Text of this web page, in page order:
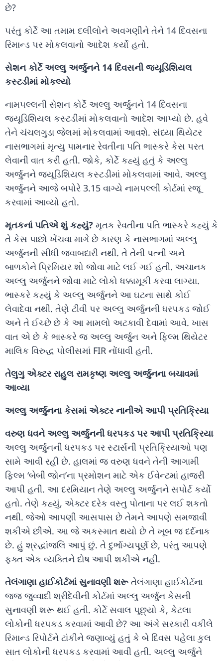
છે?
પરંતુ કોર્ટે આ તમામ દલીલોને અવગણીને તેને 14 દિવસના
રિમાન્ડ પર મોકલવાનો આદેશ કર્યો હતો.
સેશન કોર્ટે અલ્લુ અર્જુનને 14 દિવસની જ્યૂડિશિયલ
કસ્ટડીમાં મોકલ્યો
નામપલ્લની સેશન કોર્ટે અલ્લુ અર્જુનને 14 દિવસના
જ્યૂડિશિયલ કસ્ટડીમાં મોકલવાનો આદેશ આપ્યો છે. હવે
તેને ચંચલગુડા જેલમાં મોકલવામાં આવશે. સંધ્યા થિયેટર
નાસભાગમાં મૃત્યુ પામનાર રેવતીના પતિ ભાસ્કરે કેસ પરત
લેવાની વાત કરી હતી. જોકે, કોર્ટે કહ્યું હતું કે અલ્લુ
અર્જુનને જ્યૂડિશિયલ કસ્ટડીમાં મોકલવામાં આવે. અલ્લુ
અર્જુનને આજે બપોરે 3.15 વાગ્યે નામપલ્લી કોર્ટમાં રજૂ
કરવામાં આવ્યો હતો.
મૃતકનાં પતિએ શું કહ્યું? મૃતક રેવતીના પતિ ભાસ્કરે કહ્યું કે
તે કેસ પાછો ખેંચવા માગે છે કારણ કે નાસભાગમાં અલ્લુ
અર્જુનની સીધી જવાબદારી નથી. તે તેની પત્ની અને
બાળકોને પ્રિમિયર શો જોવા માટે લઈ ગઈ હતી. અચાનક
અલ્લુ અર્જુનને જોવા માટે લોકો ધક્કામૂકી કરવા લાગ્યા.
ભાસ્કરે કહ્યું કે અલ્લુ અર્જુનને આ ઘટના સાથે કોઈ
લેવાદેવા નથી. તેણે ટીવી પર અલ્લુ અર્જુનની ધરપકડ જોઈ
અને તે ઈચ્છે છે કે આ મામલો અટકાવી દેવામાં આવે. ખાસ
વાત એ છે કે ભાસ્કરે જ અલ્લુ અર્જુન અને ફિલ્મ થિયેટર
માલિક વિરુદ્ધ પોલીસમાં FIR નોંધાવી હતી.
તેલુગુ એક્ટર રાહુલ રામકૃષ્ણ અલ્લુ અર્જુનના બચાવમાં
આવ્યા
અલ્લુ અર્જુનના કેસમાં એક્ટર નાનીએ આપી પ્રતિક્રિયા
વરુણ ધવને અલ્લુ અર્જુનની ધરપકડ પર આપી પ્રતિક્રિયા
અલ્લુ અર્જુનની ધરપકડ પર સ્ટાર્સની પ્રતિક્રિયાઓ પણ
સામે આવી રહી છે. હાલમાં જ વરુણ ધવને તેની આગામી
ફિલ્મ ‘બેબી જોન’ના પ્રમોશન માટે એક ઈવેન્ટમાં હાજરી
આપી હતી. આ દરમિયાન તેણે અલ્લુ અર્જુનને સપોર્ટ કર્યો
હતો. તેણે કહ્યું, એક્ટર દરેક વસ્તુ પોતાના પર લઈ શકતો
નથી. જેઓ આપણી આસપાસ છે તેમને આપણે સમજાવી
શકીએ છીએ. આ જે અકસ્માત થયો છે તે ખૂબ જ દર્દનાક
છે. હું શ્રદ્ધાંજલિ આપું છું. તે દુર્ભાગ્યપૂર્ણ છે, પરંતુ આપણે
ફક્ત એક વ્યક્તિને દોષ આપી શકીએ નહીં.
તેલંગાણા હાઈકોર્ટમાં સુનાવણી શરૂ તેલંગાણા હાઈકોર્ટના
જજ જુવ્વાદી શ્રીદેવીની કોર્ટમાં અલ્લુ અર્જુન કેસની
સુનાવણી શરૂ થઈ હતી. કોર્ટે સવાલ પૂછ્યો કે, કેટલા
લોકોની ધરપકડ કરવામાં આવી છે? આ અંગે સરકારી વકીલે
રિમાન્ડ રિપોર્ટને ટાંકીને જણાવ્યું હતું કે બે દિવસ પહેલા કુલ
સાત લોકોની ધરપકડ કરવામાં આવી હતી. અલ્લુ અર્જુને